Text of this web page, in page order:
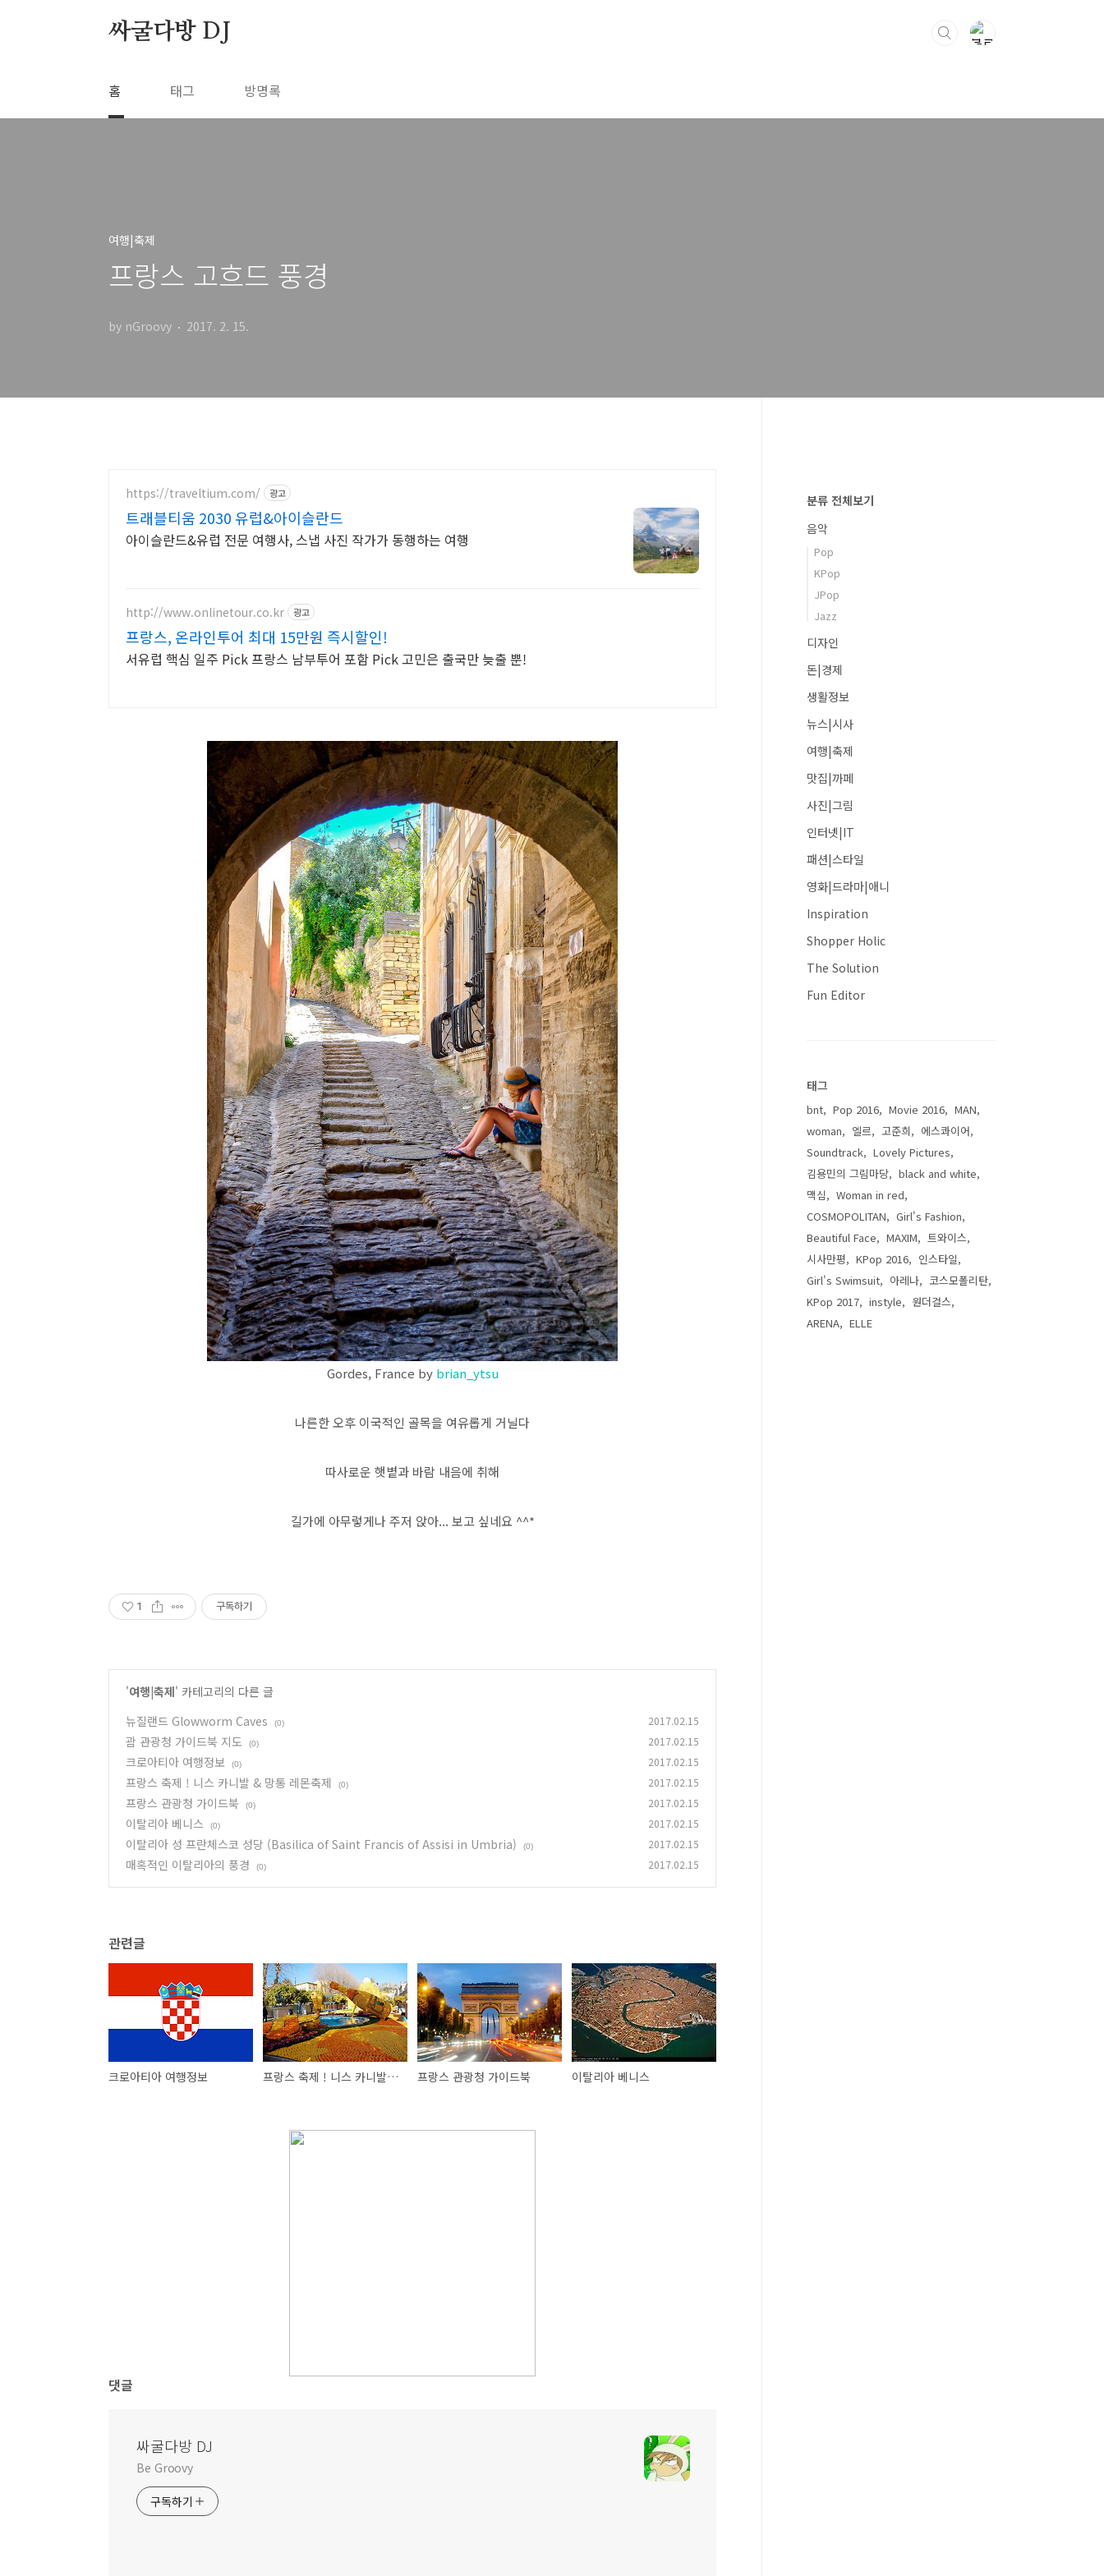
싸굴다방 DJ
홈 태그 방명록
여행|축제
프랑스 고흐드 풍경
by nGroovy 2017. 2. 15.
https://traveltium.com/ 광고
트래블티움 2030 유럽&아이슬란드
아이슬란드&유럽 전문 여행사, 스냅 사진 작가가 동행하는 여행
http://www.onlinetour.co.kr 광고
프랑스, 온라인투어 최대 15만원 즉시할인!
서유럽 핵심 일주 Pick 프랑스 남부투어 포함 Pick 고민은 출국만 늦출 뿐!
Gordes, France by brian_ytsu
나른한 오후 이국적인 골목을 여유롭게 거닐다
따사로운 햇볕과 바람 내음에 취해
길가에 아무렇게나 주저 앉아... 보고 싶네요 ^^*
1 구독하기
'여행|축제' 카테고리의 다른 글
뉴질랜드 Glowworm Caves
(0) 2017.02.15
괌 관광청 가이드북 지도 (0) 2017.02.15
크로아티아 여행정보 (0) 2017.02.15
프랑스 축제 ! 니스 카니발 & 망통 레몬축제 (0) 2017.02.15
프랑스 관광청 가이드북 (0) 2017.02.15
이탈리아 베니스 (0) 2017.02.15
이탈리아 성 프란체스코 성당 (Basilica of Saint Francis of Assisi in Umbria) (0) 2017.02.15
매혹적인 이탈리아의 풍경 (0) 2017.02.15
관련글
크로아티아 여행정보 프랑스 축제 ! 니스 카니발 & 망통 레몬축제 프랑스 관광청 가이드북 이탈리아 베니스
댓글
싸굴다방 DJ
Be Groovy
구독하기
분류 전체보기
음악
Pop
KPop
JPop
Jazz
디자인
돈|경제
생활정보
뉴스|시사
여행|축제
맛집|까페
사진|그림
인터넷|IT
패션|스타일
영화|드라마|애니
Inspiration
Shopper Holic
The Solution
Fun Editor
태그
bnt Pop 2016 Movie 2016
MAN
woman
엘르 고준희
에스콰이어
Soundtrack
Lovely Pictures
김용민의 그림마당
black and white
맥심
Woman in red
COSMOPOLITAN
Girl's Fashion
Beautiful Face
MAXIM
트와이스
시사만평
KPop 2016
인스타일
Girl's Swimsuit
아레나
코스모폴리탄
KPop 2017
instyle
원더걸스
ARENA
ELLE